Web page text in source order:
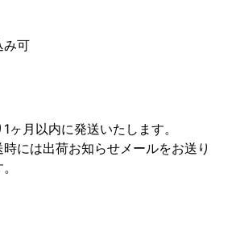
み可
ヶ月以内に発送いたします。
には出荷お知らせメールをお送り